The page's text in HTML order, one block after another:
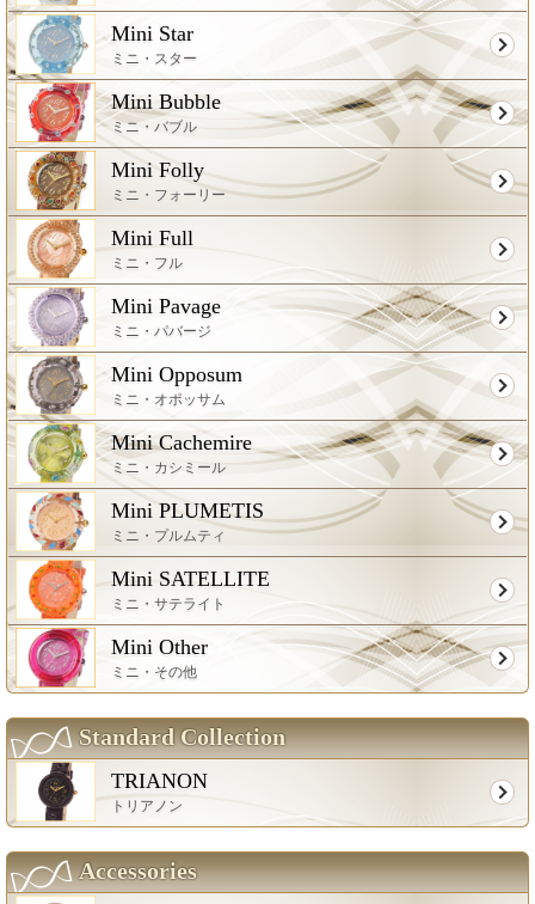
Mini Star
ミニ・スター
Mini Bubble
ミニ・バブル
Mini Folly
ミニ・フォーリー
Mini Full
ミニ・フル
Mini Pavage
ミニ・パバージ
Mini Opposum
ミニ・オポッサム
Mini Cachemire
ミニ・カシミール
Mini PLUMETIS
ミニ・プルムティ
Mini SATELLITE
ミニ・サテライト
Mini Other
ミニ・その他
Standard Collection
TRIANON
トリアノン
Accessories